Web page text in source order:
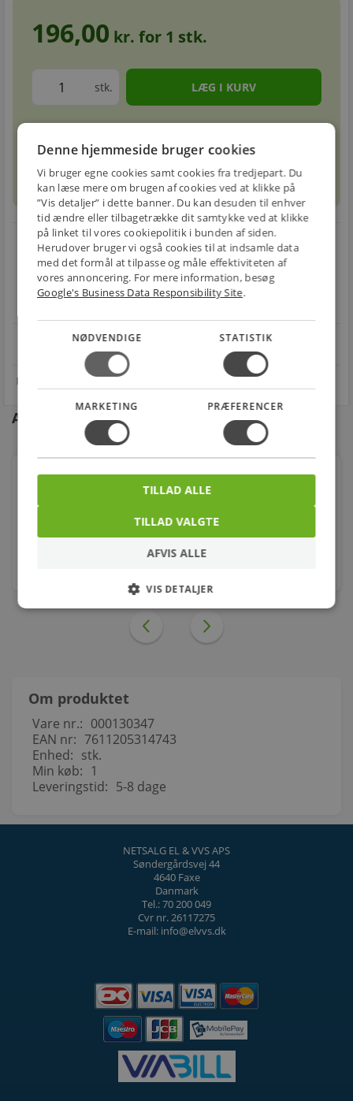
196,00 kr. for 1 stk.
stk.
sell Prismatchinfo
E-MÆRKET
Handle trygt hos
os
local_shipping
BILLIG
FRAGT
restart_alt
30 DAGES
4.1 på Trustpilot 11,691 anmeldelser
Andre kunder købte også
Georg Fischer tee 90° sort 1/2''
8,93 kr.
Om produktet
Vare nr.: 000130347
EAN nr: 7611205314743
Enhed: stk.
Min køb: 1
Leveringstid: 5-8 dage
NETSALG EL & VVS APS
Søndergårdsvej 44
4640 Faxe
Danmark
Tel.: 70 200 049
Cvr nr. 26117275
E-mail: info@elvvs.dk
Denne hjemmeside bruger cookies
Vi bruger egne cookies samt cookies fra tredjepart. Du
kan læse mere om brugen af cookies ved at klikke på
”Vis detaljer” i dette banner. Du kan desuden til enhver
tid ændre eller tilbagetrække dit samtykke ved at klikke
på linket til vores cookiepolitik i bunden af siden.
Herudover bruger vi også cookies til at indsamle data
med det formål at tilpasse og måle effektiviteten af
vores annoncering. For mere information, besøg
Google's Business Data Responsibility Site.
NØDVENDIGE STATISTIK
MARKETING PRÆFERENCER
TILLAD VALGTE
TILLAD ALLE
AFVIS ALLE
VIS DETALJER